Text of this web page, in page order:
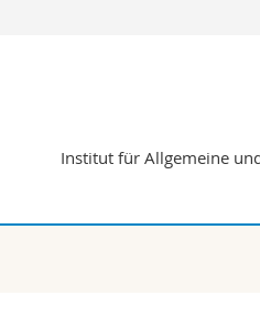
Medien
Doktorierende
Institut für Allgemeine